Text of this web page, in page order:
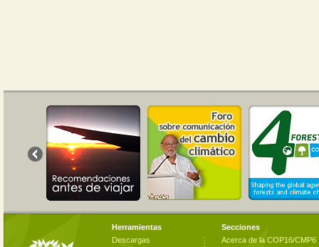
Herramientas
Descargas
Secciones
Acerca de la COP16/CMP6